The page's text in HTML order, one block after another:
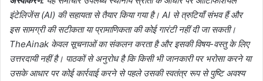
इंटेलिजेंस (AI) की सहायता से तैयार किया गया है। AI से त्रुटियाँ संभव हैं और
इस सामग्री की सटीकता या प्रामाणिकता की कोई गारंटी नहीं दी जा सकती।
TheAinak केवल सूचनाओं का संकलन करता है और इसकी विषय-वस्तु के लिए
उत्तरदायी नहीं है। पाठकों से अनुरोध है कि किसी भी जानकारी पर भरोसा करने या
उसके आधार पर कोई कार्रवाई करने से पहले उसकी स्वतंत्र रूप से पुष्टि अवश्य